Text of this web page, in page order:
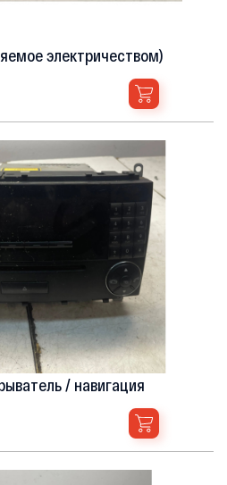
электричеством)
/ навигация